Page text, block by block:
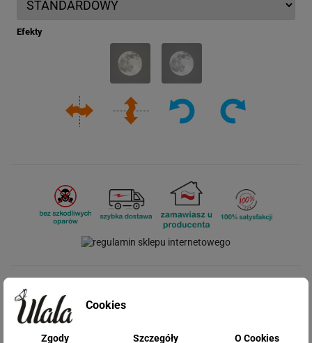
Efekty
Rabat:
Cena po rabacie:
Cookies
Zgody Szczegóły O Cookies